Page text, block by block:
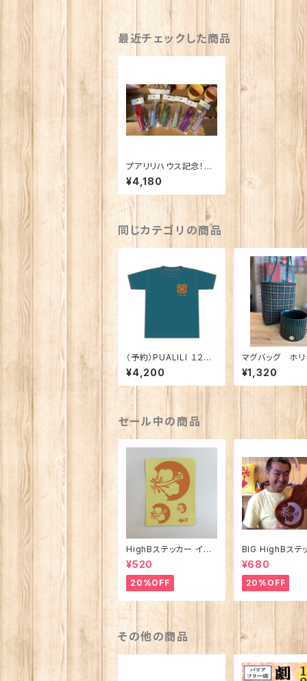
最近チェックした商品
プアリリハウス記念！シ
ャクレイ！特別セット！！
¥4,180
同じカテゴリの商品
（予約）PUALILI １２周
年記念 Wパパ コラボ T
シャツ
¥4,200
マグバッグ ホリ
リーンチェックト
ールドライン
バッグ
¥1,320
セール中の商品
HighBステッカー イエ
ロー ３P
¥520
20%OFF
BIG HighBステ
Φ約14cm
¥680
20%OFF
その他の商品